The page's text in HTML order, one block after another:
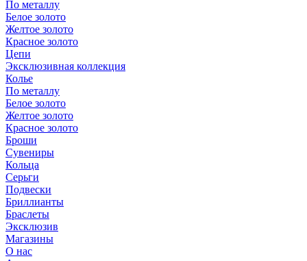
По металлу
Белое золото
Желтое золото
Красное золото
Цепи
Эксклюзивная коллекция
Колье
По металлу
Белое золото
Желтое золото
Красное золото
Броши
Сувениры
Кольца
Серьги
Подвески
Бриллианты
Браслеты
Эксклюзив
Магазины
О нас